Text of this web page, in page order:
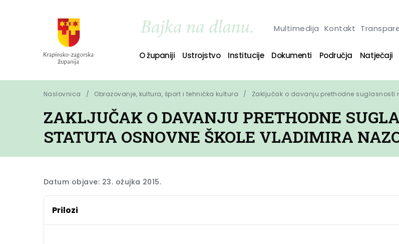
Multimedija Kontakt
O županiji Ustrojstvo Institucije Dokumenti Područja Natječaji
Naslovnica Obrazovanje, kultura, šport i tehnička kultura Zaključak o davanju prethodne suglasnosti
ZAKLJUČAK O DAVANJU PRETHODNE
STATUTA OSNOVNE ŠKOLE VLADIMIRA
Datum objave: 23. ožujka 2015.
Prilozi